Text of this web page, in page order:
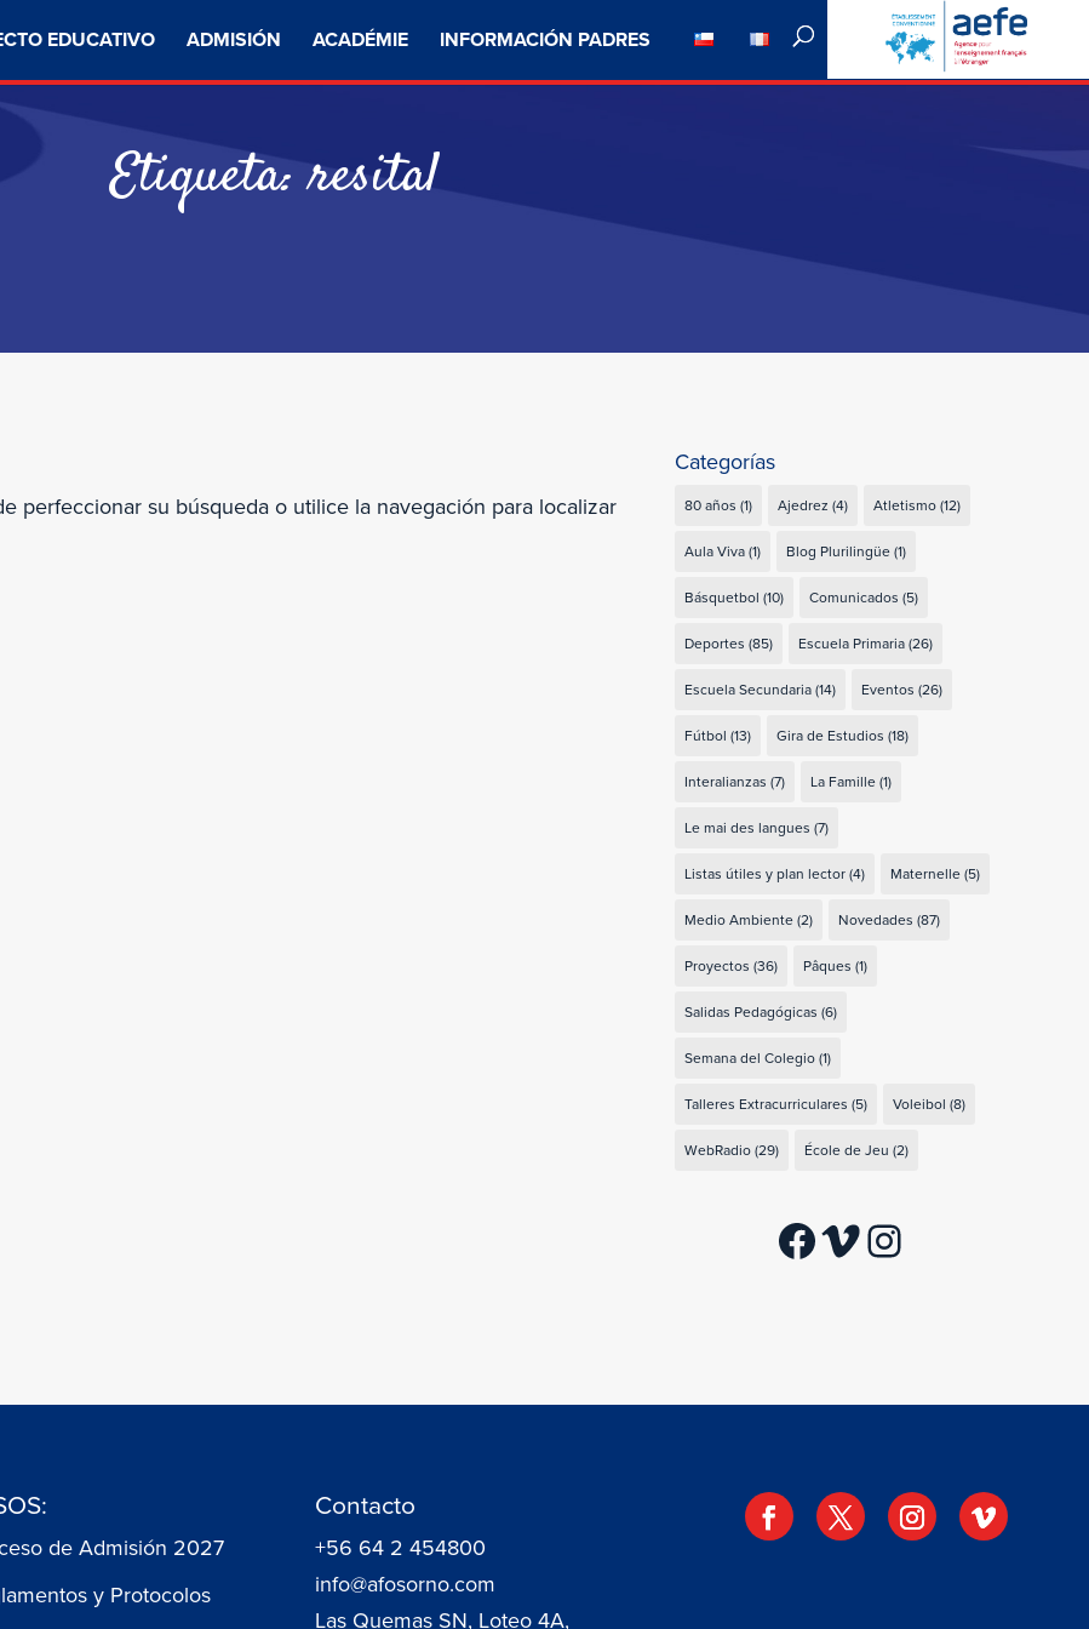
EDUCATIVO ADMISIÓN ACADÉMIE INFORMACIÓN PADRES
Etiqueta:resital
perfeccionar su búsqueda o utilice la navegación para localizar
Categorías
80 años (1) Ajedrez (4) Atletismo(12)
Aula Viva(1) Blog Plurilingüe(1)
Básquetbol (10) Comunicados (5)
Deportes (85) Escuela Primaria(26)
Escuela Secundaria(14) Eventos (26)
Fútbol (13) Gira de Estudios (18)
Interalianzas (7) La Famille(1)
Le mai des langues (7)
Listas útiles y plan lector(4) Maternelle(5)
Medio Ambiente(2) Novedades (87)
Proyectos (36) Pâques (1)
Salidas Pedagógicas (6)
Semana del Colegio(1)
Talleres Extracurriculares (5) Voleibol (8)
WebRadio(29) École de Jeu (2)
Facebook
VimeoInstagram
de Admisión 2027
y Protocolos
Contacto
+56 64 2 454800
info@afosorno.com
Las Quemas SN, Loteo 4A,